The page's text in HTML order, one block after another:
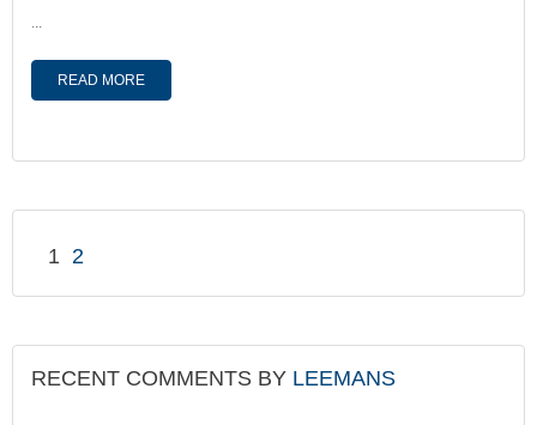
...
READ MORE
1 2
RECENT COMMENTS BY LEEMANS